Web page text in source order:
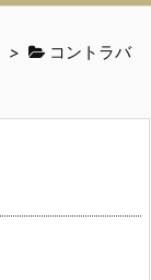
>
コントラバ